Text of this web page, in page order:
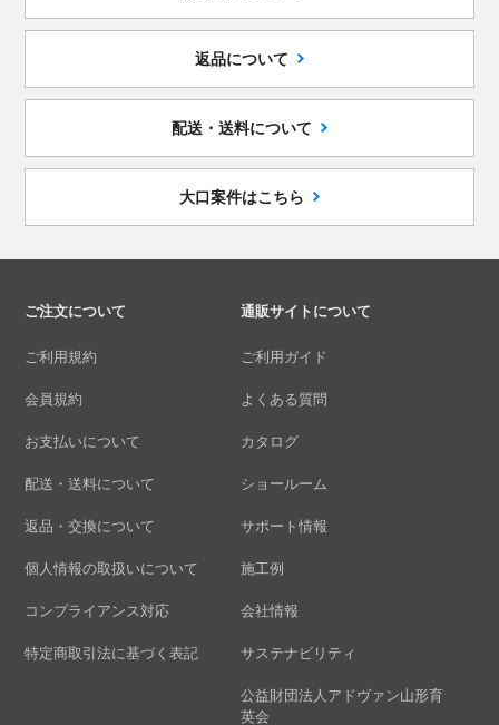
返品について
配送・送料について
大口案件はこちら
ご注文について
ご利用規約
会員規約
お支払いについて
配送・送料について
返品・交換について
個人情報の取扱いについて
コンプライアンス対応
特定商取引法に基づく表記
通販サイトについて
ご利用ガイド
よくある質問
カタログ
ショールーム
サポート情報
施工例
会社情報
サステナビリティ
公益財団法人アドヴァン山形育
英会